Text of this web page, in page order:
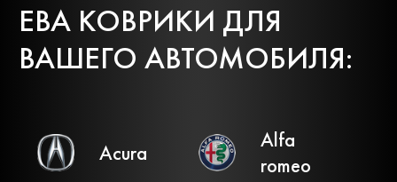
ЕВА КОВРИКИ ДЛЯ
ВАШЕГО АВТОМОБИЛЯ:
Acura
Alfa
romeo